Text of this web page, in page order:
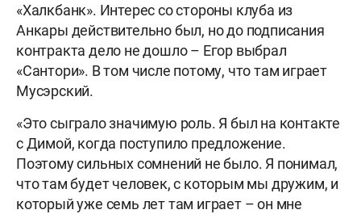
«Халкбанк». Интерес со стороны клуба из
Анкары действительно был, но до подписания
контракта дело не дошло – Егор выбрал
«Сантори». В том числе потому, что там играет
Мусэрский.
«Это сыграло значимую роль. Я был на контакте
с Димой, когда поступило предложение.
Поэтому сильных сомнений не было. Я понимал,
что там будет человек, с которым мы дружим, и
который уже семь лет там играет – он мне